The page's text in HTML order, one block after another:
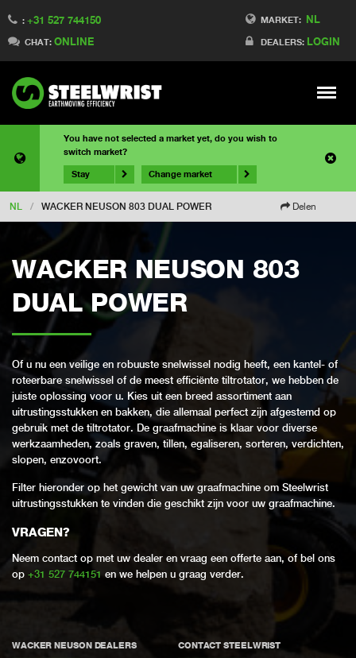
MARKET: NL
DEALERS: LOGIN
: +31 527 744150
CHAT: ONLINE
Meny
You have not selected a market yet, do you wish to
switch market?
Stay Change market
NL / WACKER NEUSON 803 DUAL POWER Delen
WACKER NEUSON 803
DUAL POWER
Of u nu een veilige en robuuste snelwissel nodig heeft, een kantel- of
roteerbare snelwissel of de meest efficiënte tiltrotator, we hebben de
juiste oplossing voor u. Kies uit een breed assortiment aan
uitrustingsstukken en bakken, die allemaal perfect zijn afgestemd op
gebruik met de tiltrotator. De graafmachine is klaar voor diverse
werkzaamheden, zoals graven, tillen, egaliseren, sorteren, verdichten,
slopen, enzovoort.
Filter hieronder op het gewicht van uw graafmachine om Steelwrist
uitrustingsstukken te vinden die geschikt zijn voor uw graafmachine.
VRAGEN?
Neem contact op met uw dealer en vraag een offerte aan, of bel ons
op +31 527 744151 en we helpen u graag verder.
WACKER NEUSON DEALERS CONTACT STEELWRIST